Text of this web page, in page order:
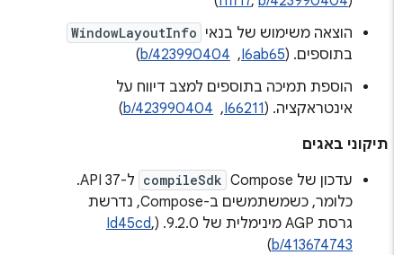
הוצאה משימוש של בנאי WindowLayoutInfo
בתוספים. (I6ab65
, ‏
b/423990404
)
הוספת תמיכה בתוספים למצב דיווח על
אינטראקציה. (I66211
, ‏
b/423990404
)
תיקוני באגים
עדכון של Compose
compileSdk
ל-API 37.
כלומר, כשמשתמשים ב-Compose, נדרשת
גרסת AGP מינימלית של 9.2.0. (
Id45cd ,
b/413674743
)